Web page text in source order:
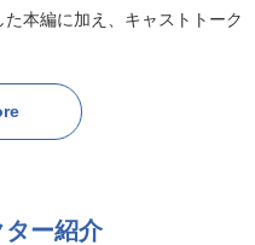
本編に加え、キャストトーク
ター紹介